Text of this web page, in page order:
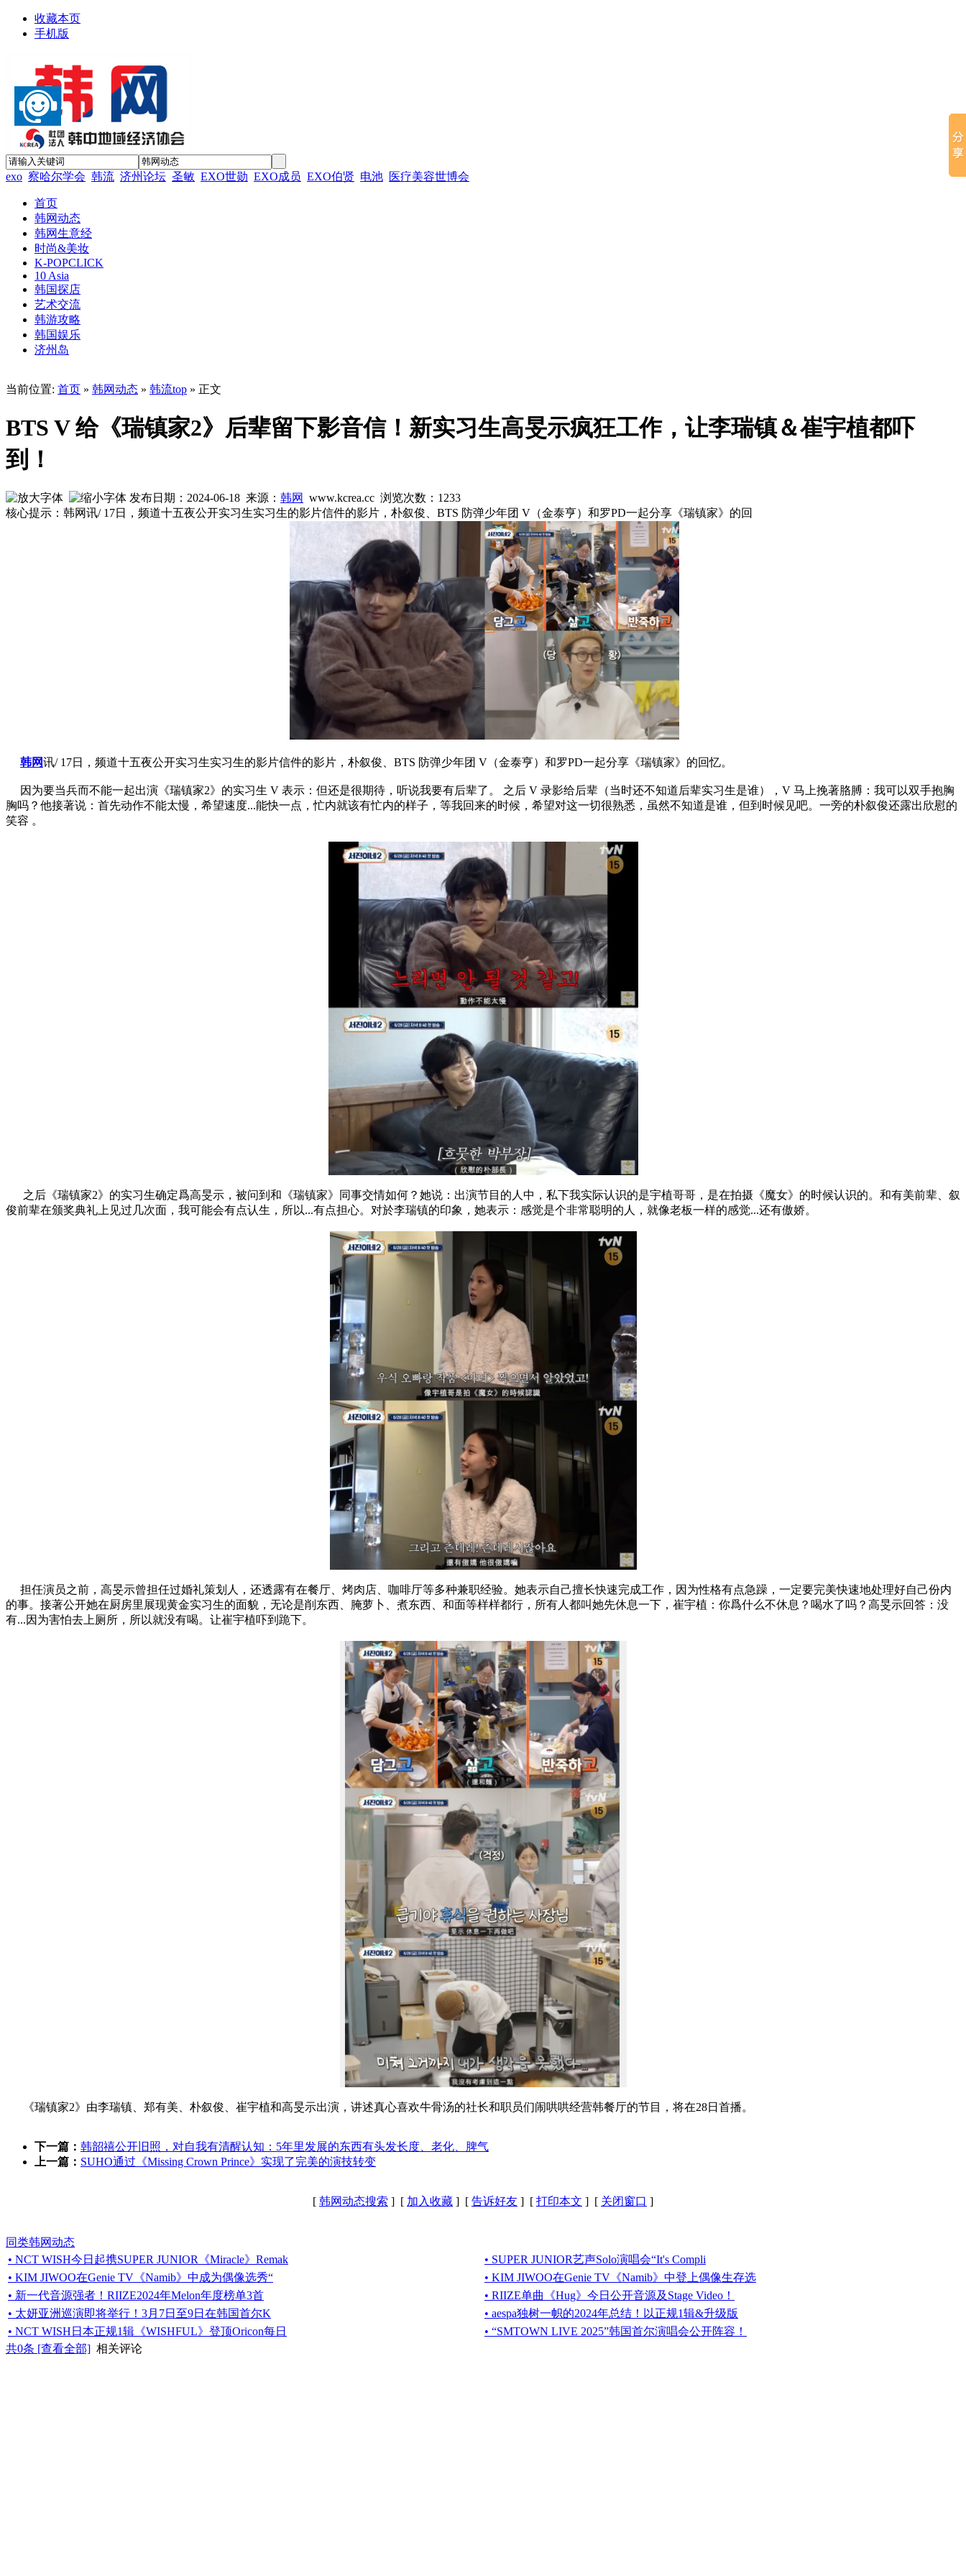
收藏本页
手机版
exo 察哈尔学会 韩流 济州论坛 圣敏 EXO世勋 EXO成员 EXO伯贤 电池 医疗美容世博会
首页
韩网动态
韩网生意经
时尚&美妆
K-POPCLICK
10 Asia
韩国探店
艺术交流
韩游攻略
韩国娱乐
济州岛
当前位置: 首页 » 韩网动态 » 韩流top » 正文
BTS V 给《瑞镇家2》后辈留下影音信！新实习生高旻示疯狂工作，让李瑞镇＆崔宇植都吓
到！
发布日期：2024-06-18 来源： 韩网 www.kcrea.cc 浏览次数： 1233
核心提示：韩网讯/ 17日，频道十五夜公开实习生实习生的影片信件的影片，朴叙俊、BTS 防弹少年团 V（金泰亨）和罗PD一起分享《瑞镇家》的回
韩网讯/ 17日，频道十五夜公开实习生实习生的影片信件的影片，朴叙俊、BTS 防弹少年团 V（金泰亨）和罗PD一起分享《瑞镇家》的回忆。
因为要当兵而不能一起出演《瑞镇家2》的实习生 V 表示：但还是很期待，听说我要有后辈了。 之后 V 录影给后辈（当时还不知道后辈实习生是谁），V 马上挽著胳膊：我可以双手抱胸
胸吗？他接著说：首先动作不能太慢，希望速度...能快一点，忙内就该有忙内的样子，等我回来的时候，希望对这一切很熟悉，虽然不知道是谁，但到时候见吧。一旁的朴叙俊还露出欣慰的
笑容 。
之后《瑞镇家2》的实习生确定爲高旻示，被问到和《瑞镇家》同事交情如何？她说：出演节目的人中，私下我实际认识的是宇植哥哥，是在拍摄《魔女》的时候认识的。和有美前辈、叙
俊前辈在颁奖典礼上见过几次面，我可能会有点认生，所以...有点担心。对於李瑞镇的印象，她表示：感觉是个非常聪明的人，就像老板一样的感觉...还有傲娇。
担任演员之前，高旻示曾担任过婚礼策划人，还透露有在餐厅、烤肉店、咖啡厅等多种兼职经验。她表示自己擅长快速完成工作，因为性格有点急躁，一定要完美快速地处理好自己份内
的事。接著公开她在厨房里展现黄金实习生的面貌，无论是削东西、腌萝卜、煮东西、和面等样样都行，所有人都叫她先休息一下，崔宇植：你爲什么不休息？喝水了吗？高旻示回答：没
有...因为害怕去上厕所，所以就没有喝。让崔宇植吓到跪下。
《瑞镇家2》由李瑞镇、郑有美、朴叙俊、崔宇植和高旻示出演，讲述真心喜欢牛骨汤的社长和职员们闹哄哄经营韩餐厅的节目，将在28日首播。
下一篇： 韩韶禧公开旧照，对自我有清醒认知：5年里发展的东西有头发长度、老化、脾气
上一篇： SUHO通过《Missing Crown Prince》实现了完美的演技转变
[ 韩网动态搜索 ] [ 加入收藏 ] [ 告诉好友 ] [ 打印本文 ] [ 关闭窗口 ]
同类韩网动态
• NCT WISH今日起携SUPER JUNIOR《Miracle》Remak
• SUPER JUNIOR艺声Solo演唱会“It's Compli
• KIM JIWOO在Genie TV《Namib》中成为偶像选秀“
• KIM JIWOO在Genie TV《Namib》中登上偶像生存选
• 新一代音源强者！RIIZE2024年Melon年度榜单3首
• RIIZE单曲《Hug》今日公开音源及Stage Video！
• 太妍亚洲巡演即将举行！3月7日至9日在韩国首尔K
• aespa独树一帜的2024年总结！以正规1辑&升级版
• NCT WISH日本正规1辑《WISHFUL》登顶Oricon每日
• “SMTOWN LIVE 2025”韩国首尔演唱会公开阵容！
共0条 [查看全部] 相关评论